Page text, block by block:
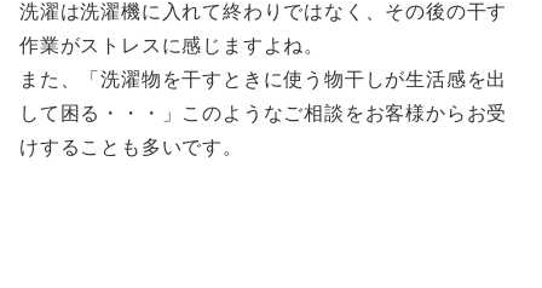
洗濯は洗濯機に入れて終わりではなく、その後の干す
作業がストレスに感じますよね。
また、「洗濯物を干すときに使う物干しが生活感を出
して困る・・・」このようなご相談をお客様からお受
けすることも多いです。